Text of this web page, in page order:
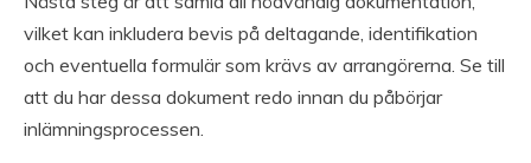
vilket kan inkludera bevis på deltagande, identifikation
och eventuella formulär som krävs av arrangörerna. Se till
att du har dessa dokument redo innan du påbörjar
inlämningsprocessen.